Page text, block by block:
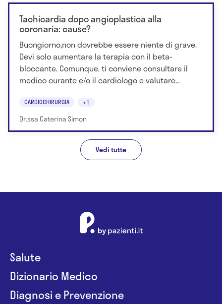
Tachicardia dopo angioplastica alla
coronaria: cause?
Buongiorno,non dovrebbe essere niente di grave.
Devi solo aumentare la terapia con il beta-
bloccante. Comunque, ti conviene consultare il
medico curante e/o il cardiologo e valutare...
CARDIOCHIRURGIA +1
Dr.ssa Caterina Simon
Vedi tutte
Salute
Dizionario Medico
Diagnosi e Prevenzione